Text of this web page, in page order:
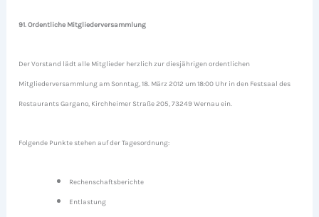
91. Ordentliche Mitgliederversammlung
Der Vorstand lädt alle Mitglieder herzlich zur diesjährigen ordentlichen
Mitgliederversammlung am Sonntag, 18. März 2012 um 18:00 Uhr in den Festsaal des
Restaurants Gargano, Kirchheimer Straße 205, 73249 Wernau ein.
Folgende Punkte stehen auf der Tagesordnung:
Rechenschaftsberichte
Entlastung